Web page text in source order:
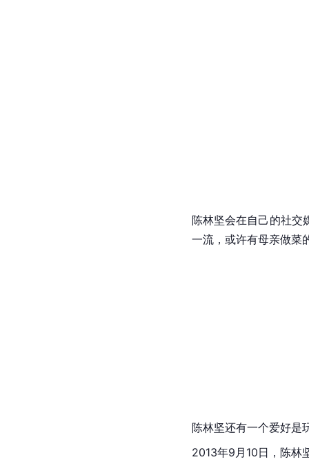
陈林坚会在自己的社交
一流，或许有母亲做菜
陈林坚还有一个爱好是
2013年9月10日，陈林